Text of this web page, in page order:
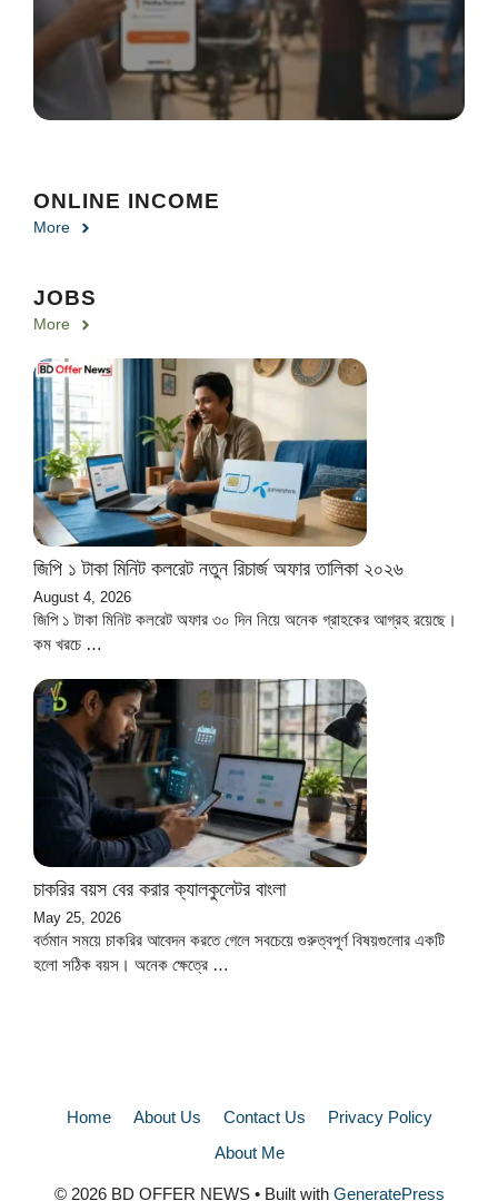
ONLINE INCOME
More
JOBS
More
জিপি ১ টাকা মিনিট কলরেট নতুন রিচার্জ অফার তালিকা ২০২৬
August 4, 2026
জিপি ১ টাকা মিনিট কলরেট অফার ৩০ দিন নিয়ে অনেক গ্রাহকের আগ্রহ রয়েছে।
কম খরচে …
চাকরির বয়স বের করার ক্যালকুলেটর বাংলা
May 25, 2026
বর্তমান সময়ে চাকরির আবেদন করতে গেলে সবচেয়ে গুরুত্বপূর্ণ বিষয়গুলোর একটি
হলো সঠিক বয়স। অনেক ক্ষেত্রে …
Home About Us Contact Us
Privacy Policy
About Me
© 2026 BD OFFER NEWS• Built with GeneratePress